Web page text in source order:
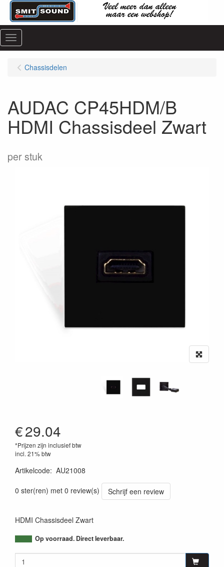
Menu
Chassisdelen
AUDAC CP45HDM/B
HDMI Chassisdeel Zwart
per stuk
€29.04
*Prijzen zijn inclusief btw
incl. 21% btw
Artikelcode: AU21008
0 ster(ren) met 0 review(s)
Schrijf een review
HDMI Chassisdeel Zwart
Op voorraad. Direct leverbaar.